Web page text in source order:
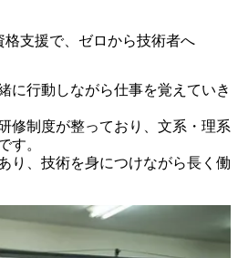
格支援で、ゼロから技術者へ
に行動しながら仕事を覚えていき
修制度が整っており、文系・理系
す。
り、技術を身につけながら長く働